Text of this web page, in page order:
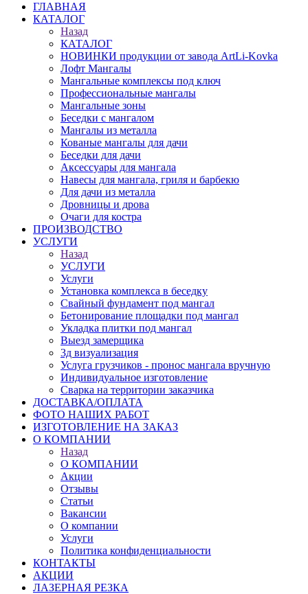
ГЛАВНАЯ
КАТАЛОГ
Назад
КАТАЛОГ
НОВИНКИ продукции от завода ArtLi-Kovka
Лофт Мангалы
Мангальные комплексы под ключ
Профессиональные мангалы
Мангальные зоны
Беседки с мангалом
Мангалы из металла
Кованые мангалы для дачи
Беседки для дачи
Аксессуары для мангала
Навесы для мангала, гриля и барбекю
Для дачи из металла
Дровницы и дрова
Очаги для костра
ПРОИЗВОДСТВО
УСЛУГИ
Назад
УСЛУГИ
Услуги
Установка комплекса в беседку
Свайный фундамент под мангал
Бетонирование площадки под мангал
Укладка плитки под мангал
Выезд замерщика
3д визуализация
Услуга грузчиков - пронос мангала вручную
Индивидуальное изготовление
Сварка на территории заказчика
ДОСТАВКА/ОПЛАТА
ФОТО НАШИХ РАБОТ
ИЗГОТОВЛЕНИЕ НА ЗАКАЗ
О КОМПАНИИ
Назад
О КОМПАНИИ
Акции
Отзывы
Статьи
Вакансии
О компании
Услуги
Политика конфиденциальности
КОНТАКТЫ
АКЦИИ
ЛАЗЕРНАЯ РЕЗКА